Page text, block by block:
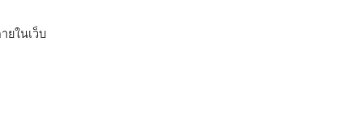
ยในเว็บ